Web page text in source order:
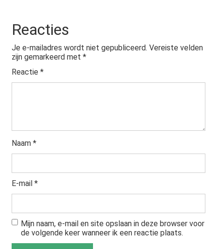
Reacties
Je e-mailadres wordt niet gepubliceerd. Vereiste velden
zijn gemarkeerd met *
Reactie *
Naam *
E-mail *
Mijn naam, e-mail en site opslaan in deze browser voor
de volgende keer wanneer ik een reactie plaats.